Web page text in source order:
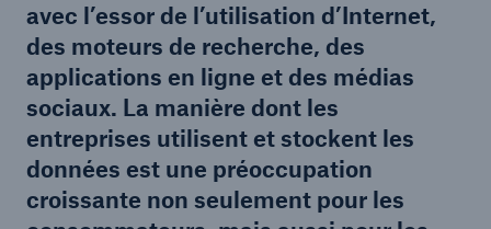
avec l’essor de l’utilisation d’Internet,
des moteurs de recherche, des
applications en ligne et des médias
sociaux. La manière dont les
entreprises utilisent et stockent les
données est une préoccupation
croissante non seulement pour les